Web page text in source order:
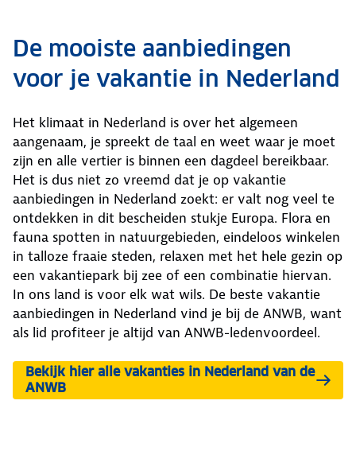
De mooiste aanbiedingen
voor je vakantie in Nederland
Het klimaat in Nederland is over het algemeen
aangenaam, je spreekt de taal en weet waar je moet
zijn en alle vertier is binnen een dagdeel bereikbaar.
Het is dus niet zo vreemd dat je op vakantie
aanbiedingen in Nederland zoekt: er valt nog veel te
ontdekken in dit bescheiden stukje Europa. Flora en
fauna spotten in natuurgebieden, eindeloos winkelen
in talloze fraaie steden, relaxen met het hele gezin op
een vakantiepark bij zee of een combinatie hiervan.
In ons land is voor elk wat wils. De beste vakantie
aanbiedingen in Nederland vind je bij de ANWB, want
als lid profiteer je altijd van ANWB-ledenvoordeel.
Bekijk hier alle vakanties in Nederland van de
ANWB